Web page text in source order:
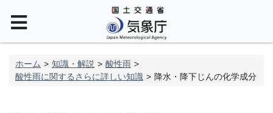
ホーム 知識・解説
酸性雨
酸性雨に関するさらに詳しい知識
降水・降下じんの化学成分